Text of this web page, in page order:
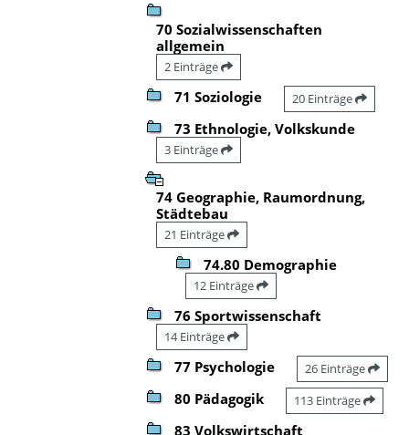
70 Sozialwissenschaften
allgemein
2 Einträge
71 Soziologie 20 Einträge
73 Ethnologie, Volkskunde
3 Einträge
74 Geographie, Raumordnung,
Städtebau
21 Einträge
74.80 Demographie
12 Einträge
76 Sportwissenschaft
14 Einträge
77 Psychologie 26 Einträge
80 Pädagogik 113 Einträge
83 Volkswirtschaft